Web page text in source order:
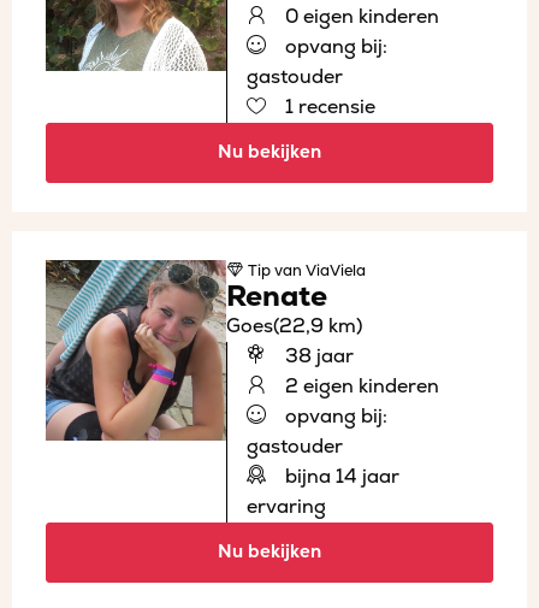
0 eigen kinderen
opvang bij:
gastouder
1 recensie
Nu bekijken
Tipvan ViaViela
Renate
Goes(22,9 km)
38 jaar
2 eigen kinderen
opvang bij:
gastouder
bijna 14 jaar
ervaring
Nu bekijken